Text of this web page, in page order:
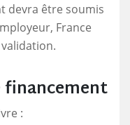
devra être soumis
France
financement
: